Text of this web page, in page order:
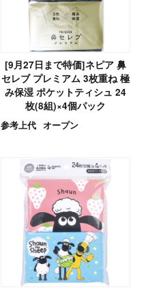
[9月27日まで特価]ネピア 鼻
セレブ プレミアム 3枚重ね 極
み保湿 ポケットティシュ 24
枚(8組)×4個パック
参考上代 オープン